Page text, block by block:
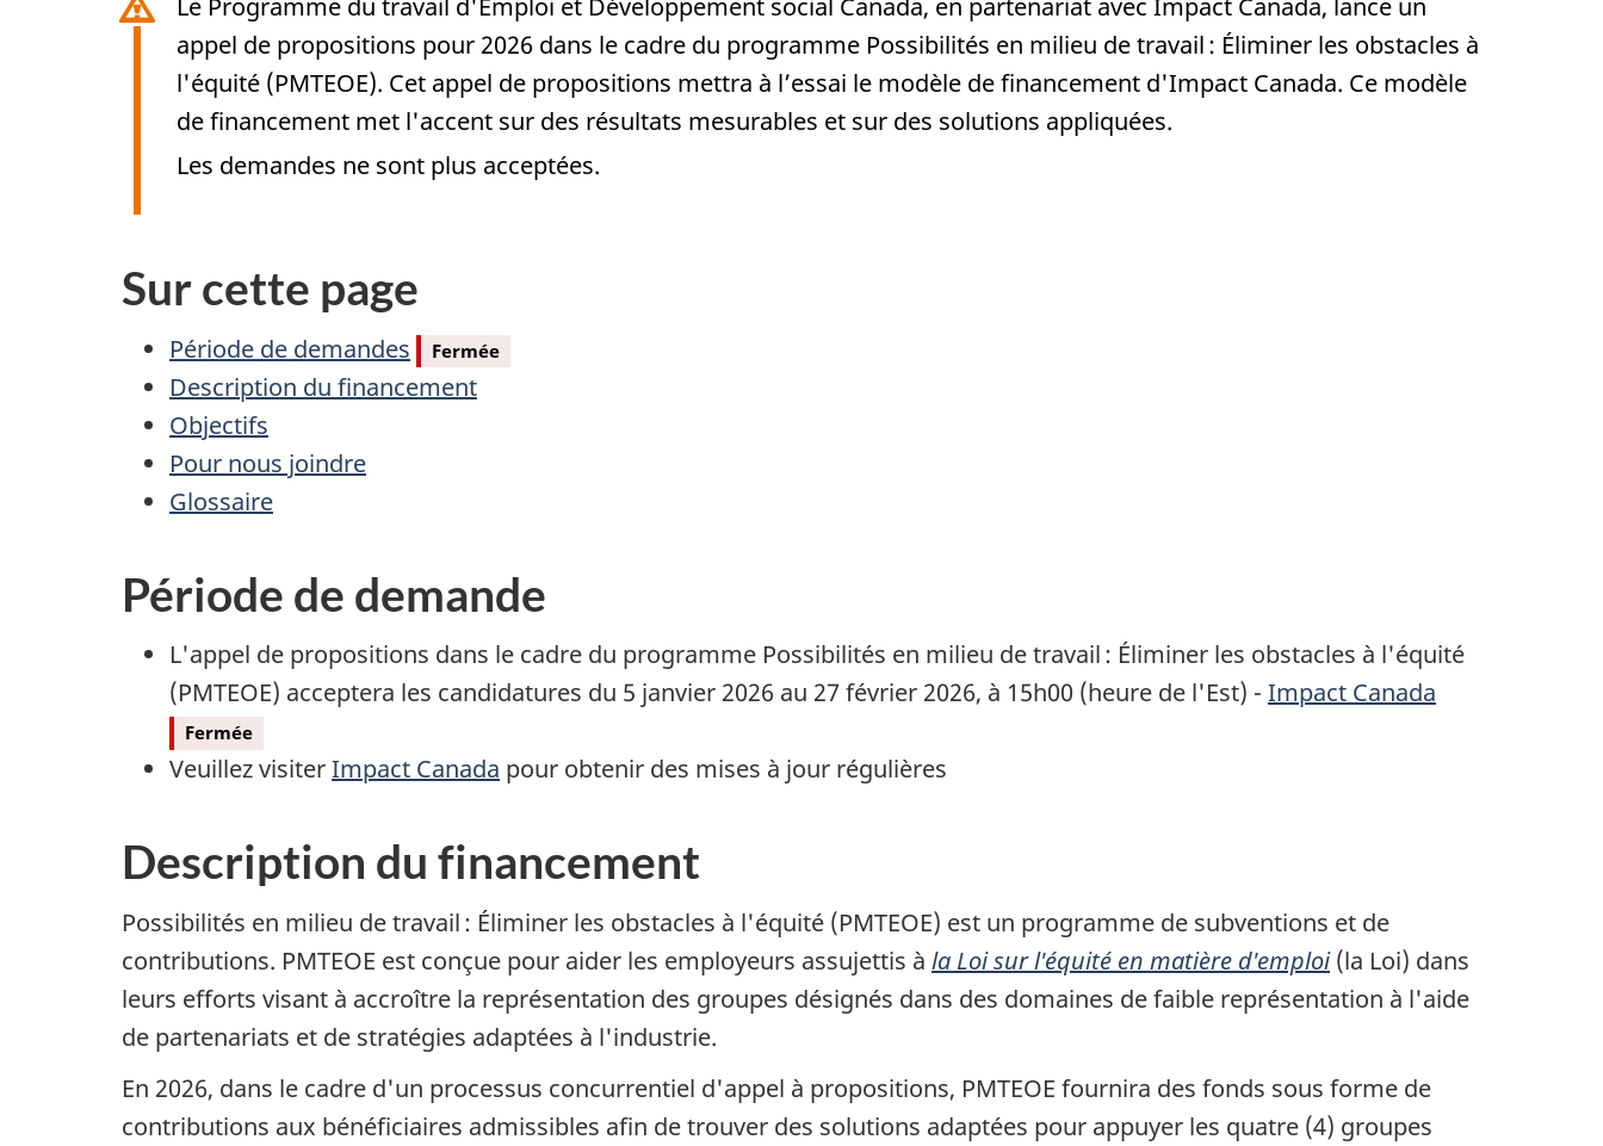
Le Programme du travail d'Emploi et Développement social Canada, en partenariat avec Impact Canada, lance un
appel de propositions pour 2026 dans le cadre du programme Possibilités en milieu de travail : Éliminer les obstacles à
l'équité (PMTEOE). Cet appel de propositions mettra à l’essai le modèle de financement d'Impact Canada. Ce modèle
de financement met l'accent sur des résultats mesurables et sur des solutions appliquées.
Les demandes ne sont plus acceptées.
Sur cette page
Période de demandes Fermée
Description du financement
Objectifs
Pour nous joindre
Glossaire
Période de demande
L'appel de propositions dans le cadre du programme Possibilités en milieu de travail : Éliminer les obstacles à l'équité
(PMTEOE) acceptera les candidatures du 5 janvier 2026 au 27 février 2026, à 15h00 (heure de l'Est) - Impact Canada
Fermée
Veuillez visiterImpact Canada pour obtenir des mises à jour régulières
Description du financement
Possibilités en milieu de travail : Éliminer les obstacles à l'équité (PMTEOE) est un programme de subventions et de
contributions. PMTEOE est conçue pour aider les employeurs assujettis à la Loi sur l'équité en matière d'emploi(la Loi) dans
leurs efforts visant à accroître la représentation des groupes désignés dans des domaines de faible représentation à l'aide
de partenariats et de stratégies adaptées à l'industrie.
En 2026, dans le cadre d'un processus concurrentiel d'appel à propositions, PMTEOE fournira des fonds sous forme de
contributions aux bénéficiaires admissibles afin de trouver des solutions adaptées pour appuyer les quatre (4) groupes